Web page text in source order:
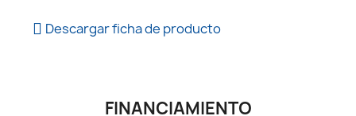
Descargar ficha de producto
FINANCIAMIENTO